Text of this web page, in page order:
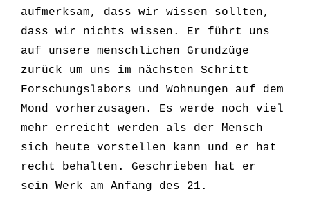
aufmerksam, dass wir wissen sollten,
dass wir nichts wissen. Er führt uns
auf unsere menschlichen Grundzüge
zurück um uns im nächsten Schritt
Forschungslabors und Wohnungen auf dem
Mond vorherzusagen. Es werde noch viel
mehr erreicht werden als der Mensch
sich heute vorstellen kann und er hat
recht behalten. Geschrieben hat er
sein Werk am Anfang des 21.